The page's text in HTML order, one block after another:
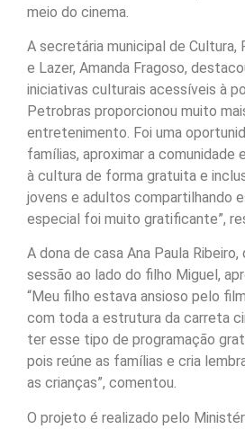
meio do cinema.
A secretária municipal de Cultura,
e Lazer, Amanda Fragoso,
iniciativas culturais acessíveis à
Petrobras proporcionou muito
entretenimento. Foi uma
famílias, aproximar a
à cultura de forma gratuita e
jovens e adultos compartilhando
especial foi muito gratificante”,
A dona de casa Ana Paula
sessão ao lado do filho Miguel,
“Meu filho estava ansioso pelo
com toda a estrutura da carreta
ter esse tipo de programação
pois reúne as famílias e cria
as crianças”, comentou.
O projeto é realizado pelo